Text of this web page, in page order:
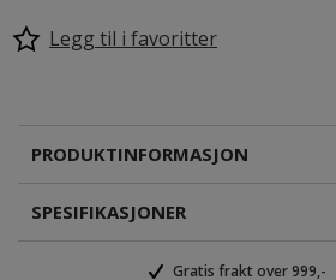
Legg til i favoritter
PRODUKTINFORMASJON
SPESIFIKASJONER
Gratis frakt over 999,-